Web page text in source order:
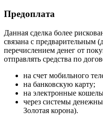
Предоплата
Данная сделка более
связана с предварительным
перечислением денег от
отправлять средства по
на счет мобильного
на банковскую карту;
на электронные
через системы
Золотая корона).